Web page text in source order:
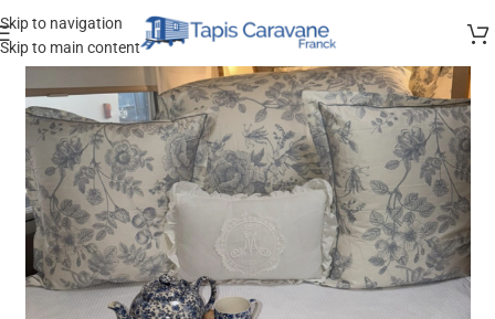
Skip to navigation
Skip to main content